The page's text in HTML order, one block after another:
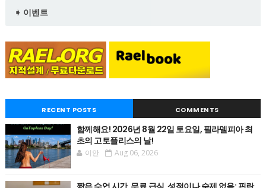
➧ 이벤트
RECENT POSTS COMMENTS
함께해요! 2026년 8월 22일 토요일, 필라델피아 최
초의 고토플리스의 날!
이안 Aug 06, 2026